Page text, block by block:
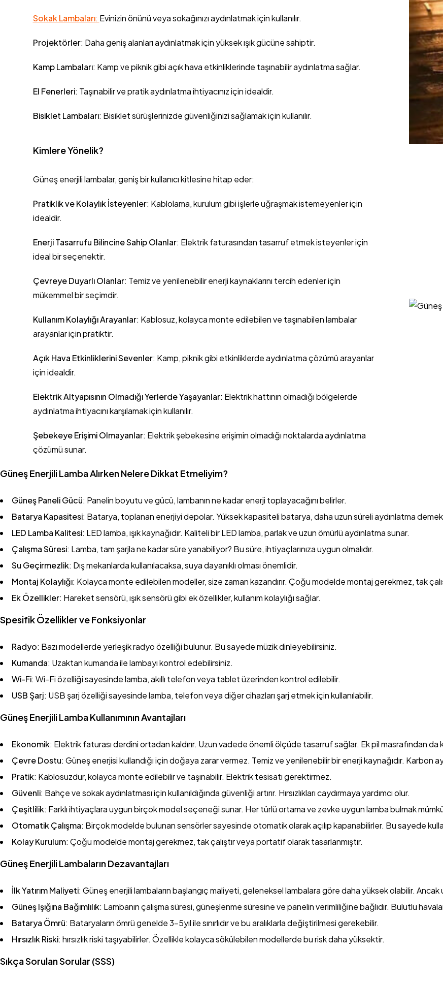
Sokak Lambaları: Evinizin önünü veya sokağınızı aydınlatmak için kullanılır.
Projektörler: Daha geniş alanları aydınlatmak için yüksek ışık gücüne sahiptir.
Kamp Lambaları: Kamp ve piknik gibi açık hava etkinliklerinde taşınabilir aydınlatma sağlar.
El Fenerleri: Taşınabilir ve pratik aydınlatma ihtiyacınız için idealdir.
Bisiklet Lambaları: Bisiklet sürüşlerinizde güvenliğinizi sağlamak için kullanılır.
Kimlere Yönelik?
Güneş enerjili lambalar, geniş bir kullanıcı kitlesine hitap eder:
Pratiklik ve Kolaylık İsteyenler: Kablolama, kurulum gibi işlerle uğraşmak istemeyenler için
idealdir.
Enerji Tasarrufu Bilincine Sahip Olanlar: Elektrik faturasından tasarruf etmek isteyenler için
ideal bir seçenektir.
Çevreye Duyarlı Olanlar: Temiz ve yenilenebilir enerji kaynaklarını tercih edenler için
mükemmel bir seçimdir.
Kullanım Kolaylığı Arayanlar: Kablosuz, kolayca monte edilebilen ve taşınabilen lambalar
arayanlar için pratiktir.
Açık Hava Etkinliklerini Sevenler: Kamp, piknik gibi etkinliklerde aydınlatma çözümü arayanlar
için idealdir.
Elektrik Altyapısının Olmadığı Yerlerde Yaşayanlar: Elektrik hattının olmadığı bölgelerde
aydınlatma ihtiyacını karşılamak için kullanılır.
Şebekeye Erişimi Olmayanlar: Elektrik şebekesine erişimin olmadığı noktalarda aydınlatma
çözümü sunar.
Güneş Enerjili Lamba Alırken Nelere Dikkat Etmeliyim?
Güneş Paneli Gücü: Panelin boyutu ve gücü, lambanın ne kadar enerji toplayacağını belirler.
Batarya Kapasitesi: Batarya, toplanan enerjiyi depolar. Yüksek kapasiteli batarya, daha uzun süreli aydınlatma
LED Lamba Kalitesi: LED lamba, ışık kaynağıdır. Kaliteli bir LED lamba, parlak ve uzun ömürlü aydınlatma sunar.
Çalışma Süresi: Lamba, tam şarjla ne kadar süre yanabiliyor? Bu süre, ihtiyaçlarınıza uygun olmalıdır.
Su Geçirmezlik: Dış mekanlarda kullanılacaksa, suya dayanıklı olması önemlidir.
Montaj Kolaylığı: Kolayca monte edilebilen modeller, size zaman kazandırır. Çoğu modelde montaj gerekmez, tak
Ek Özellikler: Hareket sensörü, ışık sensörü gibi ek özellikler, kullanım kolaylığı sağlar.
Spesifik Özellikler ve Fonksiyonlar
Radyo: Bazı modellerde yerleşik radyo özelliği bulunur. Bu sayede müzik dinleyebilirsiniz.
Kumanda: Uzaktan kumanda ile lambayı kontrol edebilirsiniz.
Wi-Fi: Wi-Fi özelliği sayesinde lamba, akıllı telefon veya tablet üzerinden kontrol edilebilir.
USB Şarj: USB şarj özelliği sayesinde lamba, telefon veya diğer cihazları şarj etmek için kullanılabilir.
Güneş Enerjili Lamba Kullanımının Avantajları
Ekonomik: Elektrik faturası derdini ortadan kaldırır. Uzun vadede önemli ölçüde tasarruf sağlar. Ek pil masrafından da
Çevre Dostu: Güneş enerjisi kullandığı için doğaya zarar vermez. Temiz ve yenilenebilir bir enerji kaynağıdır. Karbon
Pratik: Kablosuzdur, kolayca monte edilebilir ve taşınabilir. Elektrik tesisatı gerektirmez.
Güvenli: Bahçe ve sokak aydınlatması için kullanıldığında güvenliği artırır. Hırsızlıkları caydırmaya yardımcı olur.
Çeşitlilik: Farklı ihtiyaçlara uygun birçok model seçeneği sunar. Her türlü ortama ve zevke uygun lamba bulmak
Otomatik Çalışma: Birçok modelde bulunan sensörler sayesinde otomatik olarak açılıp kapanabilirler. Bu sayede
Kolay Kurulum: Çoğu modelde montaj gerekmez, tak çalıştır veya portatif olarak tasarlanmıştır.
Güneş Enerjili Lambaların Dezavantajları
İlk Yatırım Maliyeti: Güneş enerjili lambaların başlangıç maliyeti, geleneksel lambalara göre daha yüksek olabilir.
Güneş Işığına Bağımlılık: Lambanın çalışma süresi, güneşlenme süresine ve panelin verimliliğine bağlıdır. Bulutlu
Batarya Ömrü: Bataryaların ömrü genelde 3-5yıl ile sınırlıdır ve bu aralıklarla değiştirilmesi gerekebilir.
Hırsızlık Riski: hırsızlık riski taşıyabilirler. Özellikle kolayca sökülebilen modellerde bu risk daha yüksektir.
Sıkça Sorulan Sorular (SSS)